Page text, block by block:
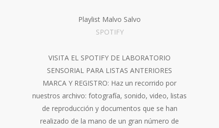
Playlist Malvo Salvo
SPOTIFY
VISITA EL SPOTIFY DE LABORATORIO
SENSORIAL PARA LISTAS ANTERIORES
MARCA Y REGISTRO: Haz un recorrido por
nuestros archivo: fotografía, sonido, video, listas
de reproducción y documentos que se han
realizado de la mano de un gran número de